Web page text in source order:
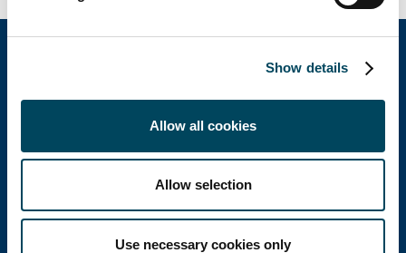
Show details
Allow all cookies
Allow selection
Use necessary cookies only
Catella Group
Catella är en ledande specialist inom
fastighetsinvesteringar med verksamhet i 12
länder.